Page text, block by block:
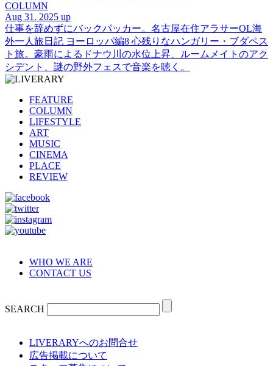
COLUMN
Aug 31. 2025 up
仕事を辞めずにバックパッカー。名古屋在住アラサーOL海
外一人旅日記 ヨーロッパ編8 心残りなハンガリー・ブダペス
ト旅。豪雨によるドナウ川の水位上昇、ルームメイトのアク
シデント、謎の野外フェスで音楽を聴く。
FEATURE
COLUMN
LIFESTYLE
ART
MUSIC
CINEMA
PLACE
REVIEW
WHO WE ARE
CONTACT US
SEARCH
LIVERARYへのお問合せ
広告掲載について